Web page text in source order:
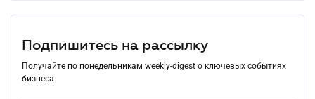
Подпишитесь на рассылку
Получайте по понедельникам weekly-digest о ключевых событиях
бизнеса